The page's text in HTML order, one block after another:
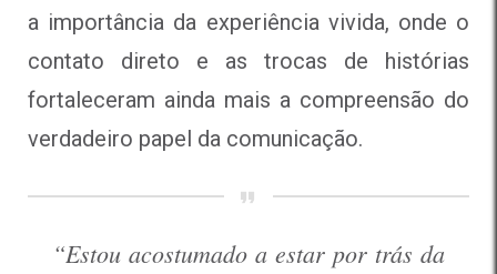
a importância da experiência vivida, onde o
contato direto e as trocas de histórias
fortaleceram ainda mais a compreensão do
verdadeiro papel da comunicação.
“Estou acostumado a estar por trás da